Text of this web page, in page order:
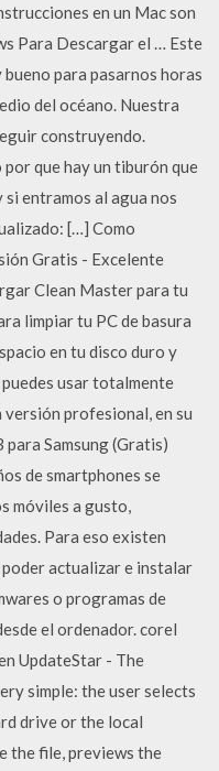
en un Mac son
Para Descargar el … Este
para pasarnos horas
del océano. Nuestra
construyendo.
por que hay un tiburón que
entramos al agua nos
[…] Como
Gratis - Excelente
Clean Master para tu
limpiar tu PC de basura
en tu disco duro y
usar totalmente
versión profesional, en su
Samsung (Gratis)
de smartphones se
móviles a gusto,
Para eso existen
actualizar e instalar
o programas de
el ordenador. corel
UpdateStar - The
simple: the user selects
drive or the local
the file, previews the